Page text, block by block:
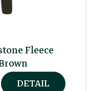
Fleece
DETAIL